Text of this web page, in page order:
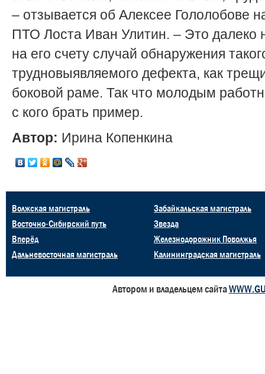
– отзывается об Алексее Гололобове
ПТО Лоста Иван Улитин. – Это далеко
на его счету случай обнаружения
трудновыявляемого дефекта, как
боковой раме. Так что молодым
с кого брать пример.
Автор: Ирина Копенкина
Волжская магистраль
Восточно-Сибирский путь
Вперёд
Дальневосточная магистраль
Забайкальская магистраль
Звезда
Железнодорожник Поволжья
Калининградская магистраль
Автором и владельцем сайта